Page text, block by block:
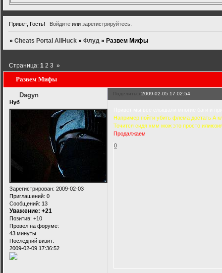
Привет, Гость! Войдитеили зарегистрируйтесь.
»Cheats Portal AllHuck »Флуд » Развем Мифы
Развем Мифы
Страница:1 2 3 »
Поделиться2009-02-05 17:02:54
Dagyn
Нуб
Зарегистрирован: 2009-02-03
Приглашений: 0
Сообщений: 13
Уважение: +21
Позитив: +10
Провел на форуме:
43 минуты
Последний визит:
2009-02-09 17:36:52
Например пойти убить флема достать А
Точится сидя хмм мож это просто
Продалжаем
0